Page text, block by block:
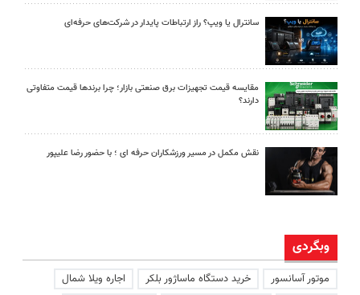
سانترال یا ویپ؟ راز ارتباطات پایدار در شرکت‌های حرفه‌ای
مقایسه قیمت تجهیزات برق صنعتی بازار؛ چرا برندها قیمت متفاوتی
دارند؟
نقش مکمل در مسیر ورزشکاران حرفه ای ؛ با حضور رضا علیپور
وبگردی
موتور آسانسور خرید دستگاه ماساژور بلکر
اجاره ویلا شمال